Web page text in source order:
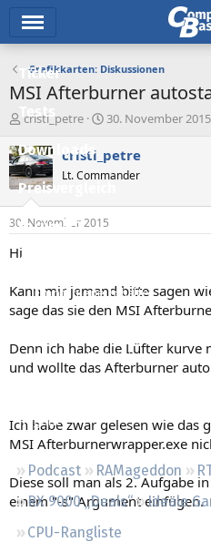
Ticker
Tests
Downloads
Preisvergleich
Forum
Aktuelles
Empfohlene Inhalte
Neueste Aktivitäten
Regeln
Podcast RAMageddon
RX 9000 „Deals“
Ideale
CPU-Rangliste
Grafikkarten: Diskussionen
MSI Afterburner
E
s
t
e
e
cristi_petre
E
s
t
e
l
t
30. November 2015
cristi_petre
Lt. Commander
30. November 2015
Hi
Kann mir jemand bitte sagen
sage das sie den MSI
Denn ich habe die Lüfter kurve
und wollte das Afterburner
Ich habe zwar gelesen wie das
MSI Afterburnerwrapper.exe
Diese soll man als 2. Aufgabe
einem "-s" Argument einfügen.